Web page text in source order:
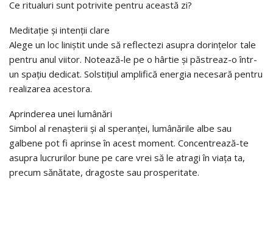
Ce ritualuri sunt potrivite pentru această zi?
Meditație și intenții clare
Alege un loc liniștit unde să reflectezi asupra dorințelor tale
pentru anul viitor. Notează-le pe o hârtie și păstreaz-o într-
un spațiu dedicat. Solstițiul amplifică energia necesară pentru
realizarea acestora.
Aprinderea unei lumânări
Simbol al renașterii și al speranței, lumânările albe sau
galbene pot fi aprinse în acest moment. Concentrează-te
asupra lucrurilor bune pe care vrei să le atragi în viața ta,
precum sănătate, dragoste sau prosperitate.